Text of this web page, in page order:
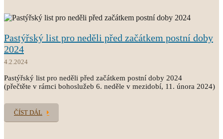
Pastýřský list pro neděli před začátkem postní doby
2024
4.2.2024
Pastýřský list pro neděli před začátkem postní doby 2024
(přečtěte v rámci bohoslužeb 6. neděle v mezidobí, 11. února 2024)
ČÍST DÁL